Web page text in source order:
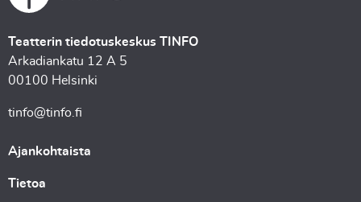
Teatterin tiedotuskeskus TINFO
Arkadiankatu 12 A 5
00100 Helsinki
tinfo@tinfo.fi
Ajankohtaista
Tietoa